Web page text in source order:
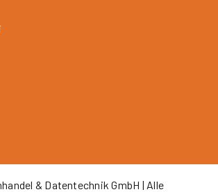
& Datentechnik GmbH | Alle